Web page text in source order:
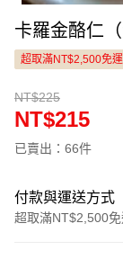
卡羅金酪仁
超取滿NT$2,500免運
NT$225
NT$215
已賣出：66件
付款與運送方式
超取滿NT$2,500免